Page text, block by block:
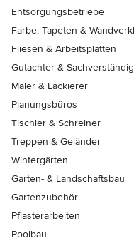
Entsorgungsbetriebe
Farbe, Tapeten &
Fliesen & Arbeitsplatten
Gutachter &
Maler & Lackierer
Planungsbüros
Tischler & Schreiner
Treppen & Geländer
Wintergärten
Garten- & Landschaftsbau
Gartenzubehör
Pflasterarbeiten
Poolbau